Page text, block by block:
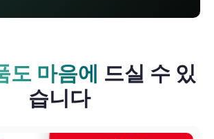
도 마음에 드실 수 있
습니다